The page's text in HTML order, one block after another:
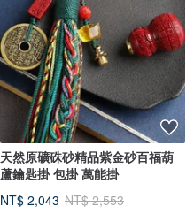
天然原礦硃砂精品紫金砂百福葫
蘆鑰匙掛 包掛 萬能掛
NT$ 2,043 NT$ 2,553